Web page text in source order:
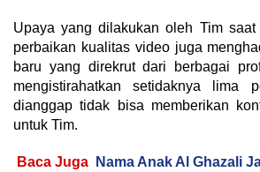
Upaya yang dilakukan oleh Tim
perbaikan kualitas video juga
baru yang direkrut dari berbagai
mengistirahatkan setidaknya lima
dianggap tidak bisa memberikan
untuk Tim.
Baca Juga
Nama Anak Al Ghazali